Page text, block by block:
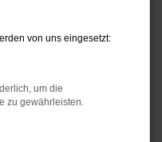
Beispiel deine
Werbeblocker,
Seiten
Seite in einem
von uns eingesetzt:
um die
zu gewährleisten.